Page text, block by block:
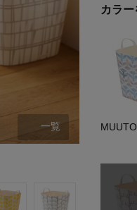
一覧
カラ
MUUTO